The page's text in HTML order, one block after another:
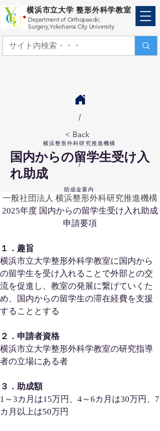
横浜市立大学 整形外科学教室
Department of Orthopaedic
Surgery,Yokohama City University
/
横浜整形外科研究推進機構
/
助成金案内
< Back
国内からの留学生受け入
れ助成
一般社団法人 横浜整形外科研究推進機構
2025年度 国内からの留学生受け入れ助成
申請要項
１．趣旨
横浜市立大学整形外科学教室に国内から
の留学生を受け入れることで外部との交
流を促進し、教室の発展に繋げていくた
め、国内からの留学生の滞在経費を支援
することとする
２．申請者資格
横浜市立大学整形外科学教室の研究指導
者の立場にある者
３．助成額
1～3カ月は15万円、4～6カ月は30万円、7
カ月以上は50万円